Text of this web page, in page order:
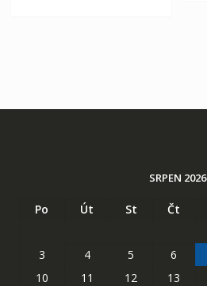
SRPEN 2026
Po Út St Čt
3
4 5 6
10
11 12 13